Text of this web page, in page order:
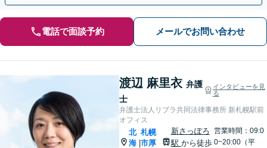
電話で面談予約 メールでお問い合わせ
渡辺 麻里衣 弁護
士
インタビューを見
る
弁護士法人リブラ共同法律事務所 新札幌駅前
オフィス
北
海 |
札幌
市厚
新さっぽろ
駅 から徒歩
営業時間：09:0
0~20:00（平